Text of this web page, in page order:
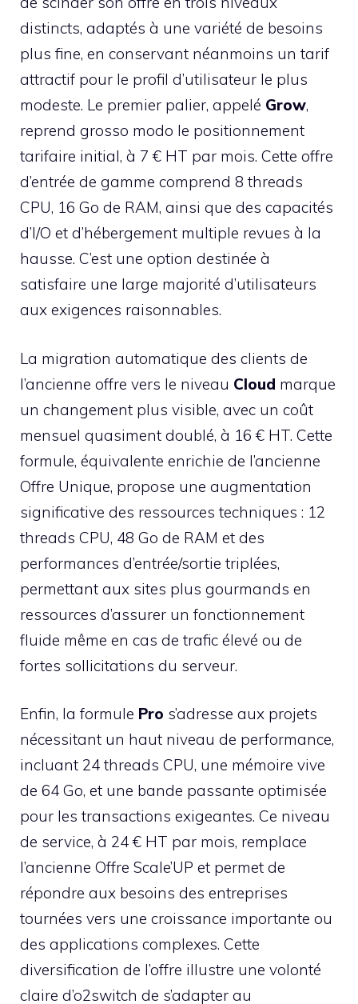
distincts, adaptés à une variété de besoins
plus fine, en conservant néanmoins un tarif
attractif pour le profil d’utilisateur le plus
modeste. Le premier palier, appelé Grow,
reprend grosso modo le positionnement
tarifaire initial, à 7 € HT par mois. Cette offre
d’entrée de gamme comprend 8 threads
CPU, 16 Go de RAM, ainsi que des capacités
d’I/O et d’hébergement multiple revues à la
hausse. C’est une option destinée à
satisfaire une large majorité d’utilisateurs
aux exigences raisonnables.
La migration automatique des clients de
l’ancienne offre vers le niveau Cloud marque
un changement plus visible, avec un coût
mensuel quasiment doublé, à 16 € HT. Cette
formule, équivalente enrichie de l’ancienne
Offre Unique, propose une augmentation
significative des ressources techniques : 12
threads CPU, 48 Go de RAM et des
performances d’entrée/sortie triplées,
permettant aux sites plus gourmands en
ressources d’assurer un fonctionnement
fluide même en cas de trafic élevé ou de
fortes sollicitations du serveur.
Enfin, la formule Pro s’adresse aux projets
nécessitant un haut niveau de performance,
incluant 24 threads CPU, une mémoire vive
de 64 Go, et une bande passante optimisée
pour les transactions exigeantes. Ce niveau
de service, à 24 € HT par mois, remplace
l’ancienne Offre Scale’UP et permet de
répondre aux besoins des entreprises
tournées vers une croissance importante ou
des applications complexes. Cette
diversification de l’offre illustre une volonté
claire d’o2switch de s’adapter au